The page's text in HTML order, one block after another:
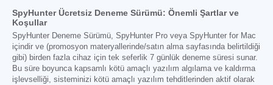
SpyHunter Ücretsiz Deneme Sürümü: Önemli Şartlar ve
Koşullar
SpyHunter Deneme Sürümü, SpyHunter Pro veya SpyHunter for Mac
içindir ve (promosyon materyallerinde/satın alma sayfasında belirtildiği
gibi) birden fazla cihaz için tek seferlik 7 günlük deneme süresi sunar.
Bu süre boyunca kapsamlı kötü amaçlı yazılım algılama ve kaldırma
işlevselliği, sisteminizi kötü amaçlı yazılım tehditlerinden aktif olarak